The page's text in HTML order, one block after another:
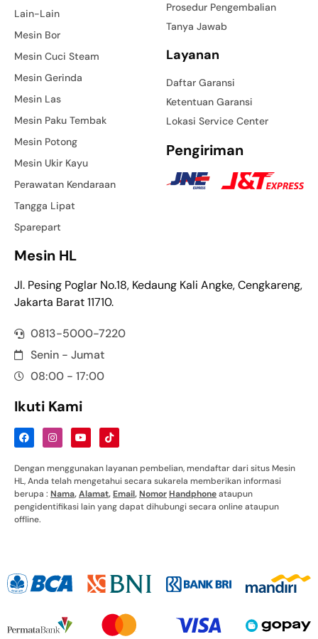
Lain-Lain
Mesin Bor
Mesin Cuci Steam
Mesin Gerinda
Mesin Las
Mesin Paku Tembak
Mesin Potong
Mesin Ukir Kayu
Perawatan Kendaraan
Tangga Lipat
Sparepart
Prosedur Pengembalian
Tanya Jawab
Layanan
Daftar Garansi
Ketentuan Garansi
Lokasi Service Center
Pengiriman
Mesin HL
Jl. Pesing Poglar No.18, Kedaung Kali Angke, Cengkareng,
Jakarta Barat 11710.
0813-5000-7220
Senin - Jumat
08:00 - 17:00
Ikuti Kami
Dengan menggunakan layanan pembelian, mendaftar dari situs Mesin
HL, Anda telah mengetahui secara sukarela memberikan informasi
berupa : Nama,Alamat,Email,NomorHandphoneataupun
pengidentifikasi lain yang dapat dihubungi secara online ataupun
offline.